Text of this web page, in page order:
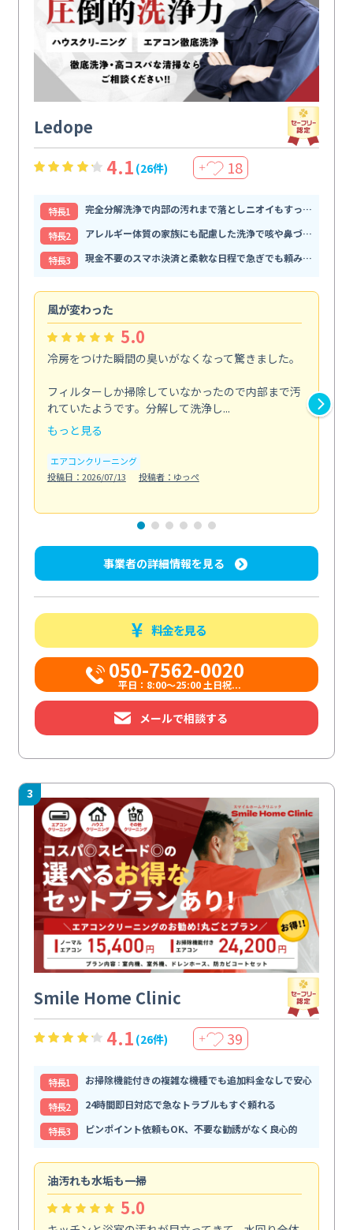
Ledope
4.1 (26件) ＋ 18
特⻑1
完全分解洗浄で内部の汚れまで落としニオイもすっきり解消
特⻑2
アレルギー体質の家族にも配慮した洗浄で咳や鼻づまりが和らぐ
特⻑3
現金不要のスマホ決済と柔軟な日程で急ぎでも頼みやすい
風が変わった
5.0
冷房をつけた瞬間の臭いがなくなって驚きました。
フィルターしか掃除していなかったので内部まで汚
れていたようです。分解して洗浄し...
もっと見る
エアコンクリーニング
投稿日：2026/07/13
投稿者：ゆっぺ
事業者の詳細情報を見る
料金を見る
050-7562-0020
平日：8:00〜25:00 土日祝...
メールで相談する
3
Smile Home Clinic
4.1 (26件) ＋ 39
特⻑1
お掃除機能付きの複雑な機種でも追加料金なしで安心
特⻑2
24時間即日対応で急なトラブルもすぐ頼れる
特⻑3
ピンポイント依頼もOK、不要な勧誘がなく良心的
油汚れも水垢も一掃
5.0